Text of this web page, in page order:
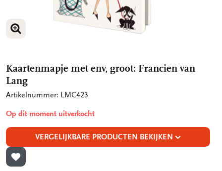
VERGROOT AFBEELDING
VERGROOT AFBEELDING
Kaartenmapje met env, groot: Francien van
Lang
Artikelnummer: LMC423
Op dit moment uitverkocht
VERGELIJKBARE PRODUCTEN BEKIJKEN
TOEVOEGEN AAN VERLANGLIJST